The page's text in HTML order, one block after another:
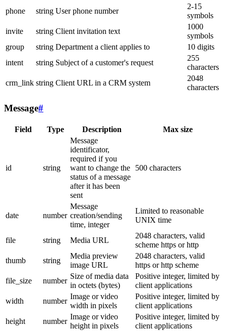
phone
string User phone number
2-15
symbols
invite
string Client invitation text
1000
symbols
group
string Department a client applies to
10 digits
intent
string Subject of a customer's request
255
characters
crm_link string Client URL in a CRM system
2048
characters
Message#
Field Type Description Max size
id string
Message
identificator,
required if you
want to change the
status of a message
after it has been
sent
500 characters
date number
Message
creation/sending
time, integer
Limited to reasonable
UNIX time
file string Media URL
2048 characters, valid
scheme https or http
thumb
string
Media preview
image URL
2048 characters, valid
https or http scheme
file_size
number
Size of media data
in octets (bytes)
Positive integer, limited by
client applications
width
number
Image or video
width in pixels
Positive integer, limited by
client applications
height
number
Image or video
height in pixels
Positive integer, limited by
client applications